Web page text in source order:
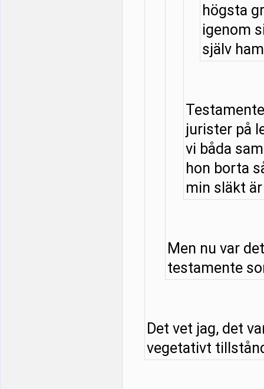
högsta
igenom
själv
jurister på
vi båda
hon borta
min släkt
Men nu var
testamente
Det vet jag, det
vegetativt